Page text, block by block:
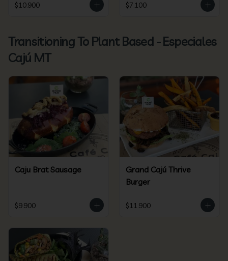
$10.900 $7.100
Transitioning To Plant Based - Especiales
Cajú MT
Caju Brat Sausage
$9.900
Grand Cajú Thrive
Burger
$11.900